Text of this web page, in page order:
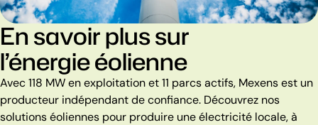
En savoir plus sur
l’énergie éolienne
Avec 118 MW en exploitation et 11 parcs actifs, Mexens est un
producteur indépendant de confiance. Découvrez nos
solutions éoliennes pour produire une électricité locale, à